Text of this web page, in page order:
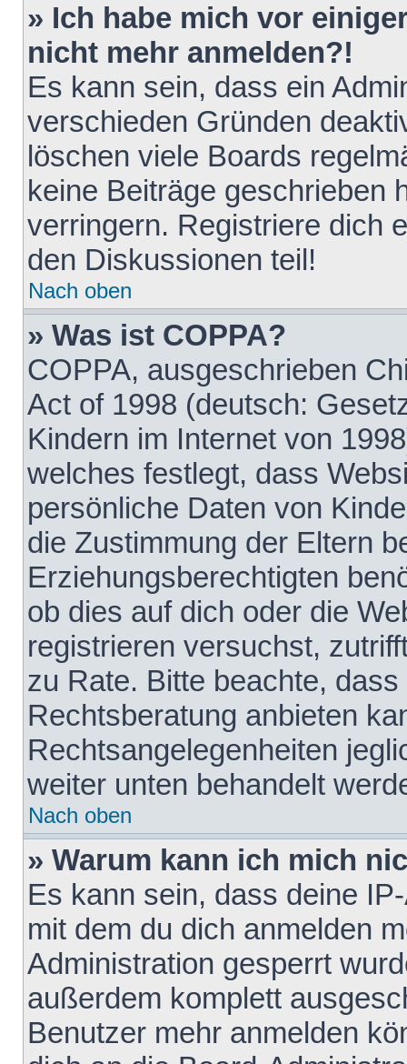
» Ich habe mich vor
nicht mehr anmelden?!
Es kann sein, dass ein
verschieden Gründen
löschen viele Boards
keine Beiträge geschrieben
verringern. Registriere dich
den Diskussionen teil!
Nach oben
» Was ist COPPA?
COPPA, ausgeschrieben
Act of 1998 (deutsch:
Kindern im Internet von
welches festlegt, dass
persönliche Daten von
die Zustimmung der Eltern
Erziehungsberechtigten
ob dies auf dich oder die
registrieren versuchst,
zu Rate. Bitte beachte,
Rechtsberatung anbieten
Rechtsangelegenheiten
weiter unten behandelt
Nach oben
» Warum kann ich mich
Es kann sein, dass deine
mit dem du dich anmelden
Administration gesperrt
außerdem komplett
Benutzer mehr anmelden